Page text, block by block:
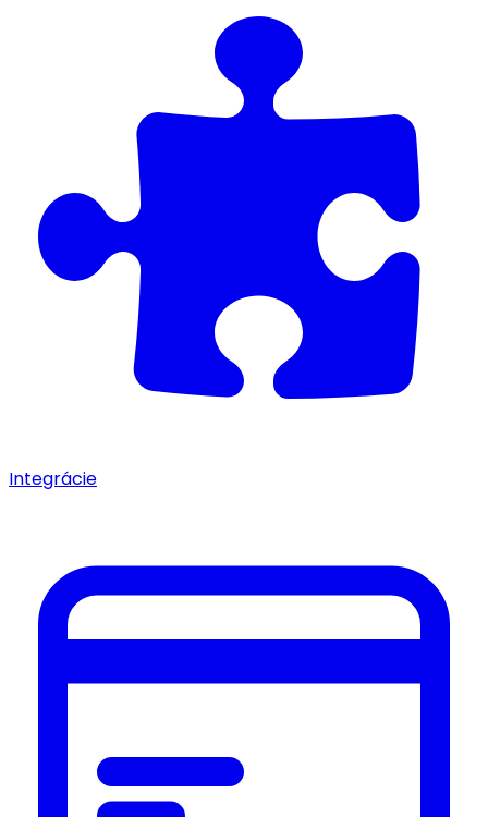
Integrácie